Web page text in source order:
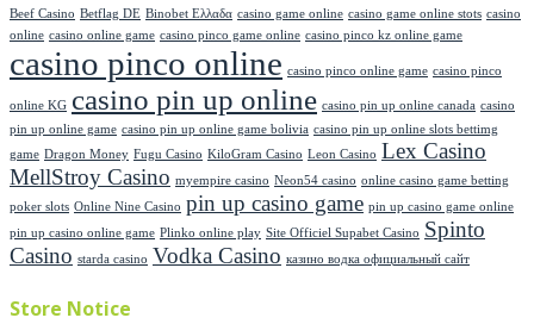
Beef Casino Betflag DE Binobet Ελλαδα casino game online casino game online stots casino
online casino online game casino pinco game online casino pinco kz online game
casino pinco online casino pinco online game casino pinco
online KG casino pin up online casino pin up online canada casino
pin up online game casino pin up online game bolivia casino pin up online slots bettimg
game Dragon Money Fugu Casino KiloGram Casino Leon Casino Lex Casino
MellStroy Casino myempire casino Neon54 casino online casino game betting
poker slots Online Nine Casino pin up casino game pin up casino game online
pin up casino online game Plinko online play Site Officiel Supabet Casino Spinto
Casino starda casino Vodka Casino казино водка официальный сайт
Store Notice